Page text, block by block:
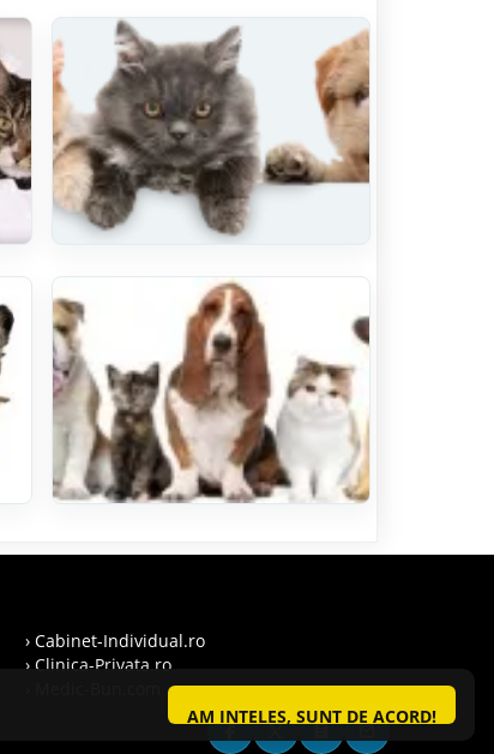
› Cabinet-Individual.ro
› Clinica-Privata.ro
AM INTELES, SUNT DE ACORD!